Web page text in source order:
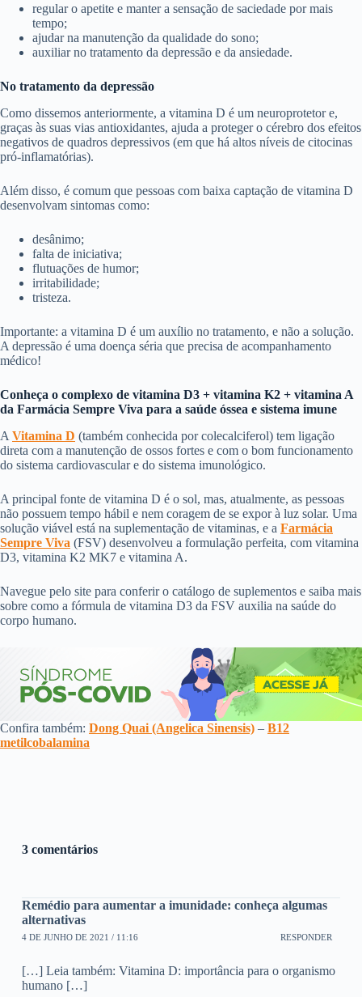
regular o apetite e manter a sensação de saciedade por mais
tempo;
ajudar na manutenção da qualidade do sono;
auxiliar no tratamento da depressão e da ansiedade.
No tratamento da depressão
Como dissemos anteriormente, a vitamina D é um neuroprotetor e,
graças às suas vias antioxidantes, ajuda a proteger o cérebro dos efeitos
negativos de quadros depressivos (em que há altos níveis de citocinas
pró-inflamatórias).
Além disso, é comum que pessoas com baixa captação de vitamina D
desenvolvam sintomas como:
desânimo;
falta de iniciativa;
flutuações de humor;
irritabilidade;
tristeza.
Importante: a vitamina D é um auxílio no tratamento, e não a solução.
A depressão é uma doença séria que precisa de acompanhamento
médico!
Conheça o complexo de vitamina D3 + vitamina K2 + vitamina A
da Farmácia Sempre Viva para a saúde óssea e sistema imune
A Vitamina D (também conhecida por colecalciferol) tem ligação
direta com a manutenção de ossos fortes e com o bom funcionamento
do sistema cardiovascular e do sistema imunológico.
A principal fonte de vitamina D é o sol, mas, atualmente, as pessoas
não possuem tempo hábil e nem coragem de se expor à luz solar. Uma
solução viável está na suplementação de vitaminas, e a Farmácia
Sempre Viva (FSV) desenvolveu a formulação perfeita, com vitamina
D3, vitamina K2 MK7 e vitamina A.
Navegue pelo site para conferir o catálogo de suplementos e saiba mais
sobre como a fórmula de vitamina D3 da FSV auxilia na saúde do
corpo humano.
Confira também: Dong Quai (Angelica Sinensis) – B12
metilcobalamina
3 comentários
Remédio para aumentar a imunidade: conheça algumas
alternativas
4 DE JUNHO DE 2021 / 11:16 RESPONDER
[…] Leia também: Vitamina D: importância para o organismo
humano […]